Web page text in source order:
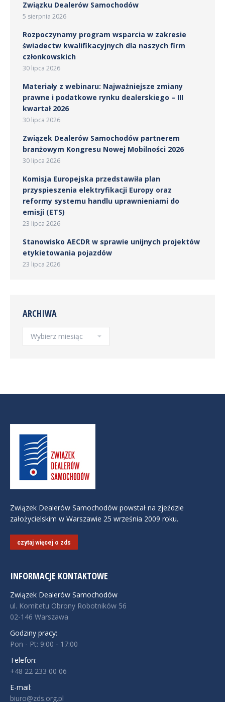
Związku Dealerów Samochodów
5 sierpnia 2026
Rozpoczynamy program wsparcia w zakresie
świadectw kwalifikacyjnych dla naszych firm
członkowskich
30 lipca 2026
Materiały z webinaru: Najważniejsze zmiany
prawne i podatkowe rynku dealerskiego – III
kwartał 2026
30 lipca 2026
Związek Dealerów Samochodów partnerem
branżowym Kongresu Nowej Mobilności 2026
30 lipca 2026
Komisja Europejska przedstawiła plan
przyspieszenia elektryfikacji Europy oraz
reformy systemu handlu uprawnieniami do
emisji (ETS)
23 lipca 2026
Stanowisko AECDR w sprawie unijnych projektów
etykietowania pojazdów
23 lipca 2026
ARCHIWA
Archiwa
Związek Dealerów Samochodów powstał na zjeździe
założycielskim w Warszawie 25 września 2009 roku.
czytaj więcej o zds
INFORMACJE KONTAKTOWE
Związek Dealerów Samochodów
ul. Komitetu Obrony Robotników 56
02-146 Warszawa
Godziny pracy:
Pon - Pt: 9:00 - 17:00
Telefon:
+48 22 233 00 06
E-mail:
biuro@zds.org.pl